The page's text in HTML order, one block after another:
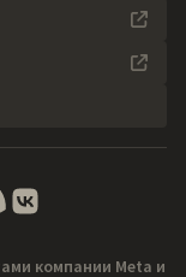
компании Meta и